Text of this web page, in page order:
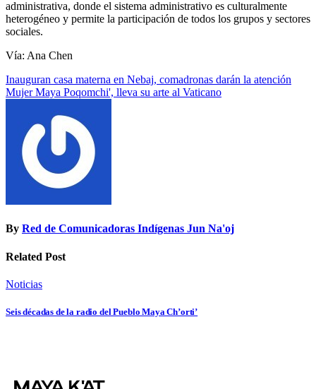
administrativa, donde el sistema administrativo es culturalmente
heterogéneo y permite la participación de todos los grupos y sectores
sociales.
Vía: Ana Chen
Navegación
de
entradas
Inauguran casa materna en Nebaj, comadronas darán la atención
Mujer Maya Poqomchi', lleva su arte al Vaticano
By Red de Comunicadoras Indígenas Jun Na'oj
Related Post
Noticias
Seis décadas de la radio del Pueblo Maya Ch’orti’